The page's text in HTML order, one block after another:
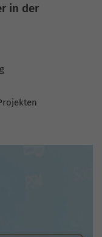
in der